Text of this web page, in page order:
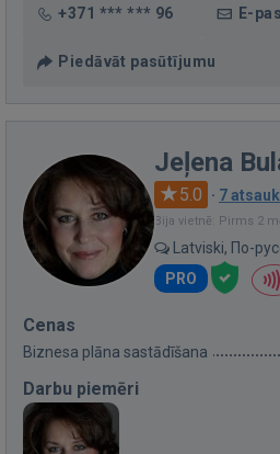
+371 *** *** 96 E-
Piedāvāt pasūtījumu
Jeļena
5.0 · 7
Bija vietnē: Pirms 2
Latviski, По-
PRO
Cenas
Biznesa plāna sastādīšana
Darbu piemēri